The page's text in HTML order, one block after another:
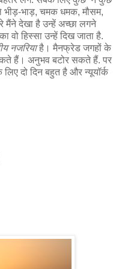
भाड़, चमक धमक, मौसम,
मैंने देखा है उन्हें अच्छा लगने
हिस्सा उन्हें दिख जाता है.
नजरियाहै। मैनफ्रेड जगहों के
हैं। अनुभव बटोर सकते हैं. पर
दो दिन बहुत है और न्यूयॉर्क